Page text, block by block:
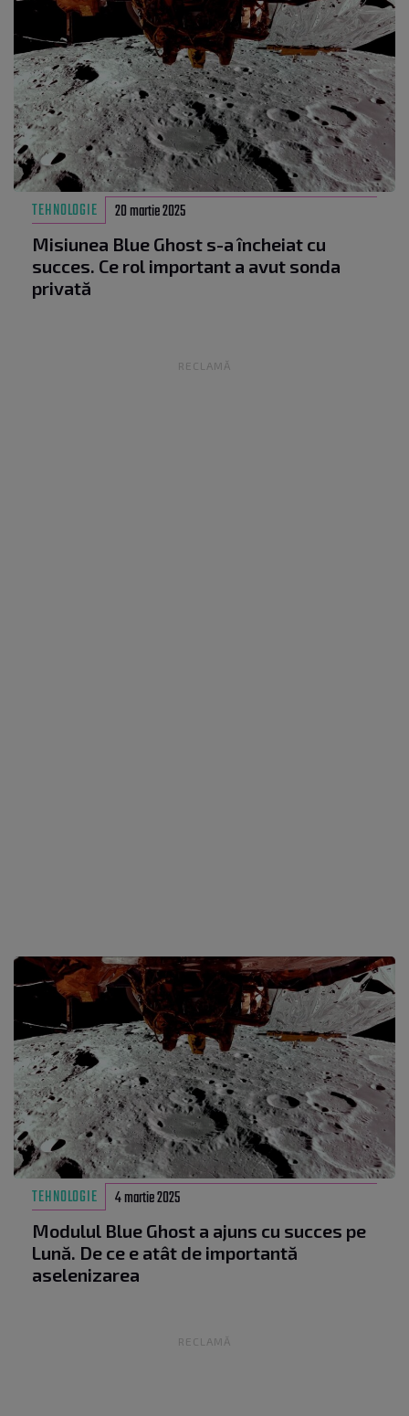
TEHNOLOGIE 20 martie 2025
Misiunea Blue Ghost s-a încheiat cu
succes. Ce rol important a avut sonda
privată
RECLAMĂ
TEHNOLOGIE 4 martie 2025
Modulul Blue Ghost a ajuns cu succes pe
Lună. De ce e atât de importantă
aselenizarea
RECLAMĂ